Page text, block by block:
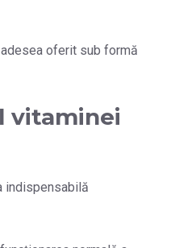
oferit sub formă
vitaminei
indispensabilă